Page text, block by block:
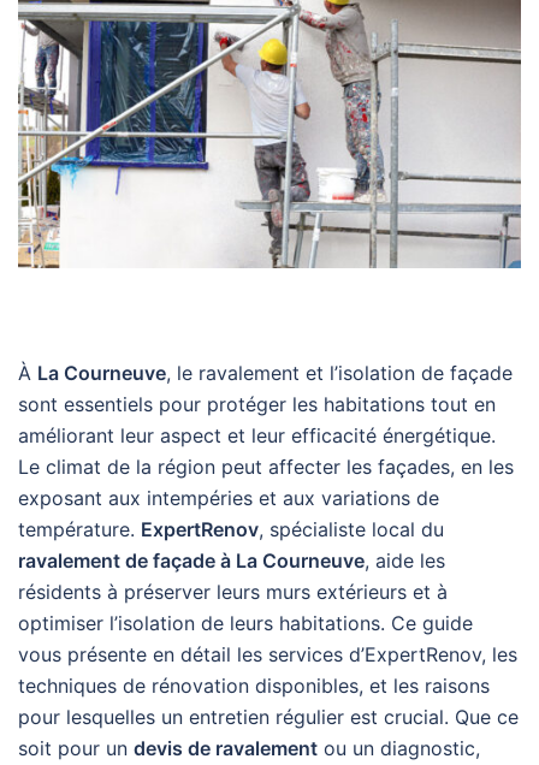
À La Courneuve, le ravalement et l’isolation de façade
sont essentiels pour protéger les habitations tout en
améliorant leur aspect et leur efficacité énergétique.
Le climat de la région peut affecter les façades, en les
exposant aux intempéries et aux variations de
température. ExpertRenov, spécialiste local du
ravalement de façade à La Courneuve, aide les
résidents à préserver leurs murs extérieurs et à
optimiser l’isolation de leurs habitations. Ce guide
vous présente en détail les services d’ExpertRenov, les
techniques de rénovation disponibles, et les raisons
pour lesquelles un entretien régulier est crucial. Que ce
soit pour un devis de ravalement ou un diagnostic,